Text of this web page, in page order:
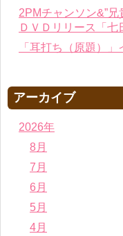
2PMチャンソン&”
ＤＶＤリリース「七
「耳打ち（原題）
アーカイブ
2026年
8月
7月
6月
5月
4月